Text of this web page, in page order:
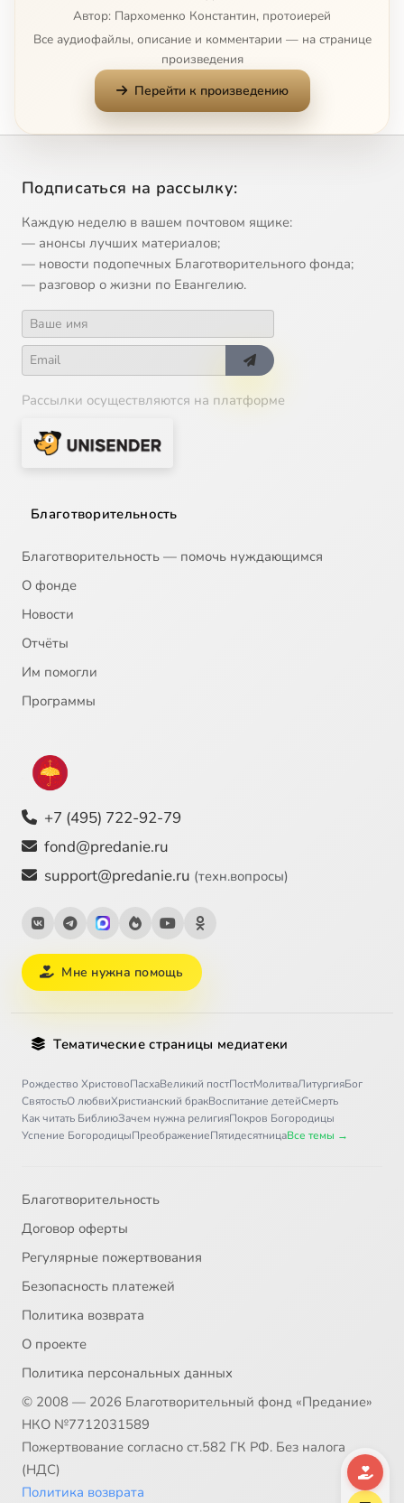
Автор: Пархоменко Константин, протоиерей
Все аудиофайлы, описание и комментарии — на странице
произведения
Перейти к произведению
Подписаться на рассылку:
Каждую неделю в вашем почтовом ящике:
— анонсы лучших материалов;
— новости подопечных Благотворительного фонда;
— разговор о жизни по Евангелию.
Рассылки осуществляются на платформе
Благотворительность
Благотворительность — помочь нуждающимся
О фонде
Новости
Отчёты
Им помогли
Программы
+7 (495) 722-92-79
fond@predanie.ru
support@predanie.ru (техн.вопросы)
Мне нужна помощь
Тематические страницы медиатеки
Рождество ХристовоПасхаВеликий постПостМолитваЛитургияБог
СвятостьО любвиХристианский бракВоспитание детейСмерть
Как читать БиблиюЗачем нужна религияПокров Богородицы
Успение БогородицыПреображениеПятидесятницаВсе темы →
Благотворительность
Договор оферты
Регулярные пожертвования
Безопасность платежей
Политика возврата
О проекте
Политика персональных данных
© 2008 — 2026 Благотворительный фонд «Предание»
НКО №7712031589
Пожертвование согласно ст.582 ГК РФ. Без налога
(НДС)
Политика возврата